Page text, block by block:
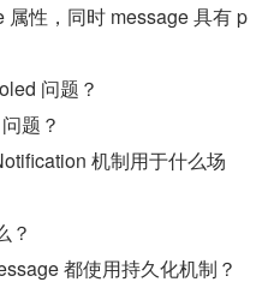
性，同时 message 具有 p
问题？
题？
机制用于什么场
？
都使用持久化机制？